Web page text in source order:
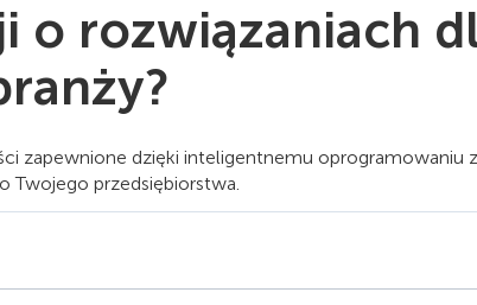
o rozwiązaniach
zapewnione dzięki inteligentnemu oprogramowaniu
Twojego przedsiębiorstwa.